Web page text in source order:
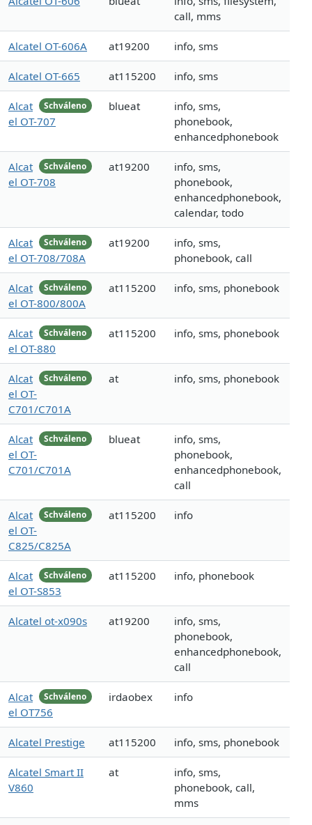
call, mms
Alcatel OT-606A at19200 info, sms
Alcatel OT-665 at115200 info, sms
Schváleno
Alcat
el OT-707
blueat
info, sms,
phonebook,
enhancedphonebook
Schváleno
Alcat
el OT-708
at19200
info, sms,
phonebook,
enhancedphonebook,
calendar, todo
Schváleno
Alcat
el OT-708/708A
at19200
info, sms,
phonebook, call
Schváleno
Alcat
el OT-800/800A
at115200 info, sms, phonebook
Schváleno
Alcat
el OT-880
at115200 info, sms, phonebook
Schváleno
Alcat
el OT-
C701/C701A
at info, sms, phonebook
Schváleno
Alcat
el OT-
C701/C701A
blueat
info, sms,
phonebook,
enhancedphonebook,
call
Schváleno
Alcat
el OT-
C825/C825A
at115200 info
Schváleno
Alcat
el OT-S853
at115200 info, phonebook
Alcatel ot-x090s at19200
info, sms,
phonebook,
enhancedphonebook,
call
Schváleno
Alcat
el OT756
irdaobex info
Alcatel Prestige at115200 info, sms, phonebook
Alcatel Smart II
V860
at
info, sms,
phonebook, call,
mms